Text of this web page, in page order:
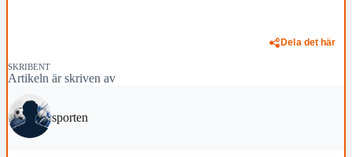
Dela det här
SKRIBENT
Artikeln är skriven av
sporten